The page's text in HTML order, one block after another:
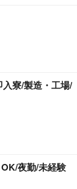
入寮/製造・工場/
夜勤/未経験